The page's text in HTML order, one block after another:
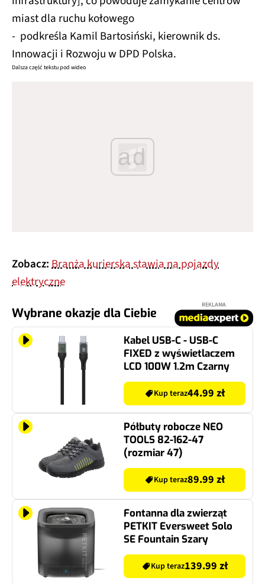
miast dla ruchu kołowego
- podkreśla Kamil Bartosiński, kierownik ds.
Innowacji i Rozwoju w DPD Polska.
Dalsza część tekstu pod wideo
ad
Zobacz:Branża kurierska stawia na pojazdy
elektryczne
Wybrane okazje dla Ciebie
REKLAMA
Kabel USB-C - USB-C
FIXED z wyświetlaczem
LCD 100W 1.2m Czarny
Kup teraz44.99 zł
Półbuty robocze NEO
TOOLS 82-162-47
(rozmiar 47)
Kup teraz89.99 zł
Fontanna dla zwierząt
PETKIT Eversweet Solo
SE Fountain Szary
Kup teraz139.99 zł